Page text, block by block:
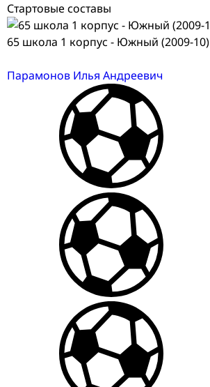
Стартовые составы
65 школа 1 корпус - Южный (2009-10)
Парамонов Илья Андреевич